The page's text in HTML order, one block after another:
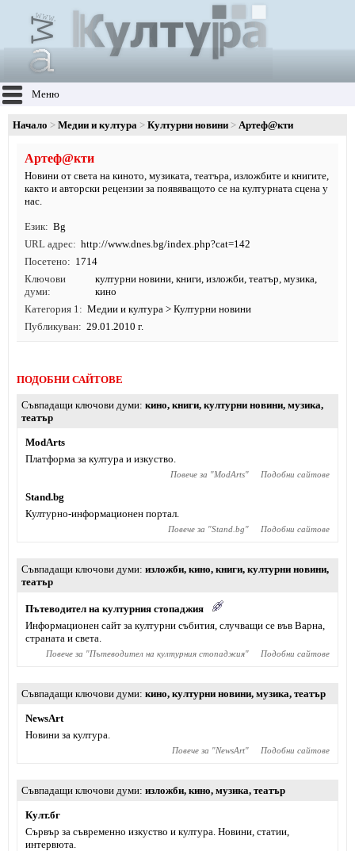
Меню
Начало Медии и култура Културни новини Артеф@кти
Артеф@кти
Новини от света на киното, музиката, театъра, изложбите и книгите,
както и авторски рецензии за появяващото се на културната сцена у
нас.
Език
Bg
URL адрес
http://www.dnes.bg/index.php?cat=142
Посетено
1714
Ключови
думи
културни новини, книги, изложби, театър, музика,
кино
Категория 1
Медии и култура > Културни новини
Публикуван
29.01.2010 г.
ПОДОБНИ САЙТОВЕ
Съвпадащи ключови думи кино, книги, културни новини, музика,
театър
ModArts
Платформа за култура и изкуство.
Повече за "ModArts" Подобни сайтове
Stand.bg
Културно-информационен портал.
Повече за "Stand.bg" Подобни сайтове
Съвпадащи ключови думи изложби, кино, книги, културни новини,
театър
Пътеводител на културния стопаджия
Информационен сайт за културни събития, случващи се във Варна,
страната и света.
Повече за "Пътеводител на културния стопаджия" Подобни сайтове
Съвпадащи ключови думи кино, културни новини, музика, театър
NewsArt
Новини за култура.
Повече за "NewsArt" Подобни сайтове
Съвпадащи ключови думи изложби, кино, музика, театър
Култ.бг
Сървър за съвременно изкуство и култура. Новини, статии,
интервюта.